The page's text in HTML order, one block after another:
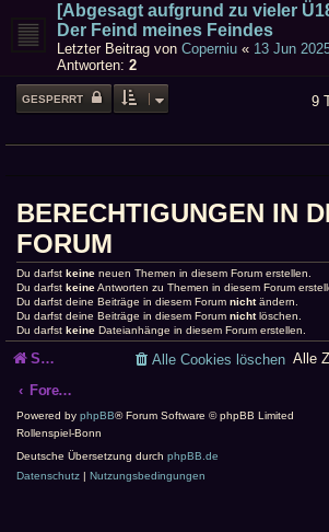
[Abgesagt aufgrund zu vieler
Der Feind meines Feindes
Letzter Beitrag von Coperniu « 13 Jun
Antworten: 2
GESPERRT 9
BERECHTIGUNGEN IN
FORUM
Du darfst keine neuen Themen in diesem Forum erstellen.
Du darfst keineAntworten zu Themen in diesem Forum
Du darfst deine Beiträge in diesem Forum nichtändern.
Du darfst deine Beiträge in diesem Forum nichtlöschen.
Du darfst keine Dateianhänge in diesem Forum erstellen.
Startseite
Foren-Übersicht
Alle
Alle Cookies löschen
Powered by phpBB® Forum Software © phpBB Limited
Rollenspiel-Bonn
Deutsche Übersetzung durch phpBB.de
Datenschutz
Nutzungsbedingungen